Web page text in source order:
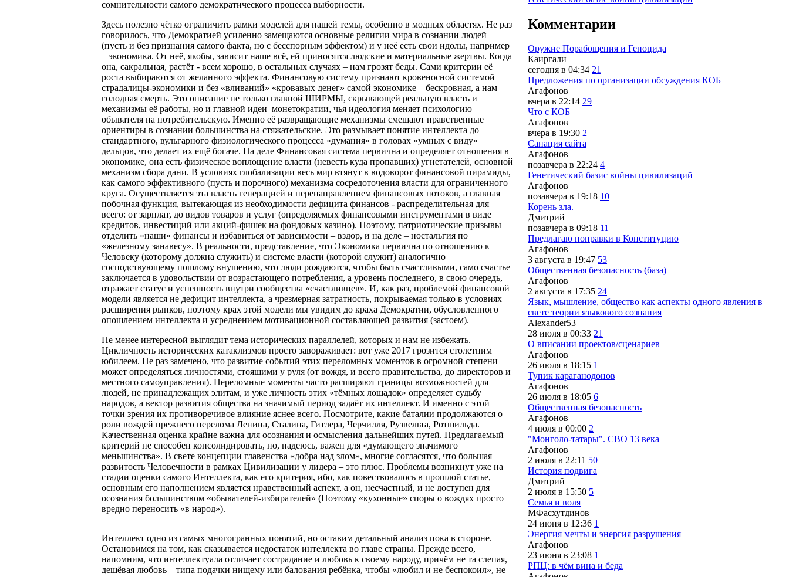
сомнительности самого демократического процесса выборности.
Здесь полезно чётко ограничить рамки моделей для нашей темы, особенно в модных областях. Не раз
говорилось, что Демократией усиленно замещаются основные религии мира в сознании людей
(пусть и без признания самого факта, но с бесспорным эффектом) и у неё есть свои идолы, например
– экономика. От неё, якобы, зависит наше всё, ей приносятся людские и материальные жертвы. Когда
она, сакральная, растёт - всем хорошо, в остальных случаях – нам грозят беды. Сами критерии её
роста выбираются от желанного эффекта. Финансовую систему признают кровеносной системой
страдалицы-экономики и без «вливаний» «кровавых денег» самой экономике – бескровная, а нам –
голодная смерть. Это описание не только главной ШИРМЫ, скрывающей реальную власть и
механизмы её работы, но и главной идеи монетократии, чья идеология меняет психологию
обывателя на потребительскую. Именно её развращающие механизмы смещают нравственные
ориентиры в сознании большинства на стяжательские. Это размывает понятие интеллекта до
стандартного, вульгарного физиологического процесса «думания» в головах «умных с виду»
дельцов, что делает их ещё богаче. На деле Финансовая система первична и определяет отношения в
экономике, она есть физическое воплощение власти (невесть куда пропавших) угнетателей, основной
механизм сбора дани. В условиях глобализации весь мир втянут в водоворот финансовой пирамиды,
как самого эффективного (пусть и порочного) механизма сосредоточения власти для ограниченного
круга. Осуществляется эта власть генерацией и перенаправлением финансовых потоков, а главная
побочная функция, вытекающая из необходимости дефицита финансов - распределительная для
всего: от зарплат, до видов товаров и услуг (определяемых финансовыми инструментами в виде
кредитов, инвестиций или акций-фишек на фондовых казино). Поэтому, патриотические призывы
отделить «наши» финансы и избавиться от зависимости – вздор, и на деле – ностальгия по
«железному занавесу». В реальности, представление, что Экономика первична по отношению к
Человеку (которому должна служить) и системе власти (которой служит) аналогично
господствующему пошлому внушению, что люди рождаются, чтобы быть счастливыми, само счастье
заключается в удовольствии от возрастающего потребления, а уровень последнего, в свою очередь,
отражает статус и успешность внутри сообщества «счастливцев». И, как раз, проблемой финансовой
модели является не дефицит интеллекта, а чрезмерная затратность, покрываемая только в условиях
расширения рынков, поэтому крах этой модели мы увидим до краха Демократии, обусловленного
опошлением интеллекта и усреднением мотивационной составляющей развития (застоем).
Не менее интересной выглядит тема исторических параллелей, которых и нам не избежать.
Цикличность исторических катаклизмов просто завораживает: вот уже 2017 грозится столетним
юбилеем. Не раз замечено, что развитие событий этих переломных моментов в огромной степени
может определяться личностями, стоящими у руля (от вождя, и всего правительства, до директоров и
местного самоуправления). Переломные моменты часто расширяют границы возможностей для
людей, не принадлежащих элитам, и уже личность этих «тёмных лошадок» определяет судьбу
народов, а вектор развития общества на значимый период задаёт их интеллект. И именно с этой
точки зрения их противоречивое влияние яснее всего. Посмотрите, какие баталии продолжаются о
роли вождей прежнего перелома Ленина, Сталина, Гитлера, Черчилля, Рузвельта, Ротшильда.
Качественная оценка крайне важна для осознания и осмысления дальнейших путей. Предлагаемый
критерий не способен консолидировать, но, надеюсь, важен для «думающего значимого
меньшинства». В свете концепции главенства «добра над злом», многие согласятся, что большая
развитость Человечности в рамках Цивилизации у лидера – это плюс. Проблемы возникнут уже на
стадии оценки самого Интеллекта, как его критерия, ибо, как повествовалось в прошлой статье,
основным его наполнением является нравственный аспект, а он, несчастный, и не доступен для
осознания большинством «обывателей-избирателей» (Поэтому «кухонные» споры о вождях просто
вредно переносить «в народ»).
Интеллект одно из самых многогранных понятий, но оставим детальный анализ пока в стороне.
Остановимся на том, как сказывается недостаток интеллекта во главе страны. Прежде всего,
напомним, что интеллектуала отличает сострадание и любовь к своему народу, причём не та слепая,
дешёвая любовь – типа подачки нищему или балования ребёнка, чтобы «любил и не беспокоил», не
Комментарии
Оружие Порабощения и Геноцида
Каиргали
сегодня в 04:34 21
Предложения по организации обсуждения КОБ
Агафонов
вчера в 22:14 29
Что с КОБ
Агафонов
вчера в 19:30 2
Санация сайта
Агафонов
позавчера в 22:24 4
Генетический базис войны цивилизаций
Агафонов
позавчера в 19:18 10
Корень зла.
Дмитрий
позавчера в 09:18 11
Предлагаю поправки в Конституцию
Агафонов
3 августа в 19:47 53
Общественная безопасность (база)
Агафонов
2 августа в 17:35 24
Язык, мышление, общество как аспекты одного явления в
свете теории языкового сознания
Alexander53
28 июля в 00:33 21
О вписании проектов/сценариев
Агафонов
26 июля в 18:15 1
Тупик караганодонов
Агафонов
26 июля в 18:05 6
Общественная безопасность
Агафонов
4 июля в 00:00 2
"Монголо-татары". СВО 13 века
Агафонов
2 июля в 22:11 50
История подвига
Дмитрий
2 июля в 15:50 5
Семья и воля
МФасхутдинов
24 июня в 12:36 1
Энергия мечты и энергия разрушения
Агафонов
23 июня в 23:08 1
РПЦ: в чём вина и беда